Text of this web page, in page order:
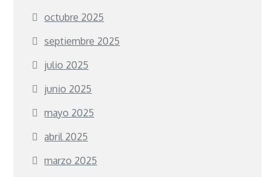
octubre 2025
septiembre 2025
julio 2025
junio 2025
mayo 2025
abril 2025
marzo 2025